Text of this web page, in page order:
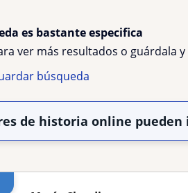
es bastante especifica
ver más resultados o guárdala
búsqueda
de historia online